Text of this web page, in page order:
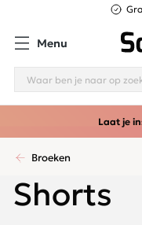
Menu
Laat je
Broeken
Shorts